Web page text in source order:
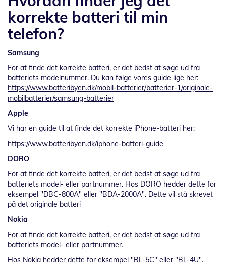
korrekte batteri til min
telefon?
Samsung
For at finde det korrekte batteri, er det bedst at søge ud fra
batteriets modelnummer. Du kan følge vores guide lige her:
https://www.batteribyen.dk/mobil-batterier/batterier-1/originale-
mobilbatterier/samsung-batterier
Apple
Vi har en guide til at finde det korrekte iPhone-batteri her:
https://www.batteribyen.dk/iphone-batteri-guide
DORO
For at finde det korrekte batteri, er det bedst at søge ud fra
batteriets model- eller partnummer. Hos DORO hedder dette for
eksempel "DBC-800A" eller "BDA-2000A". Dette vil stå skrevet
på det originale batteri
Nokia
For at finde det korrekte batteri, er det bedst at søge ud fra
batteriets model- eller partnummer.
Hos Nokia hedder dette for eksempel "BL-5C" eller "BL-4U".